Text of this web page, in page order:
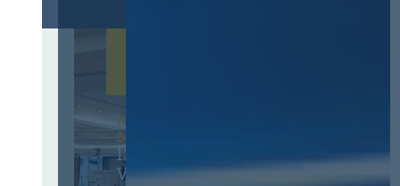
12. & 13. November 2026 in
Berlin
13. Deutscher
Vergabetag